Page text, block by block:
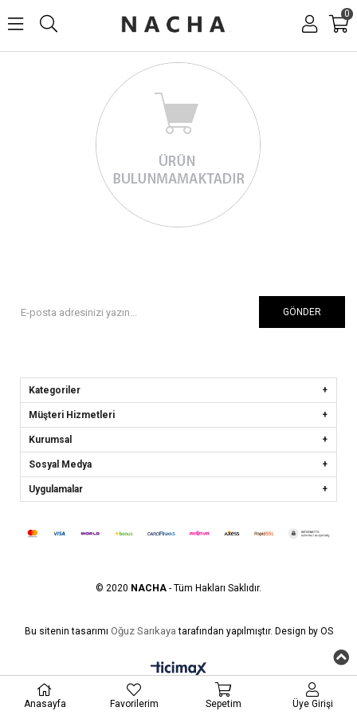
0
GÖNDER
Kategoriler
Müşteri Hizmetleri
Kurumsal
Sosyal Medya
Uygulamalar
© 2020 NACHA - Tüm Hakları Saklıdır.
Bu sitenin tasarımı Oğuz Sarıkaya tarafından yapılmıştır. Design by OS
Anasayfa Favorilerim Sepetim Üye Girişi